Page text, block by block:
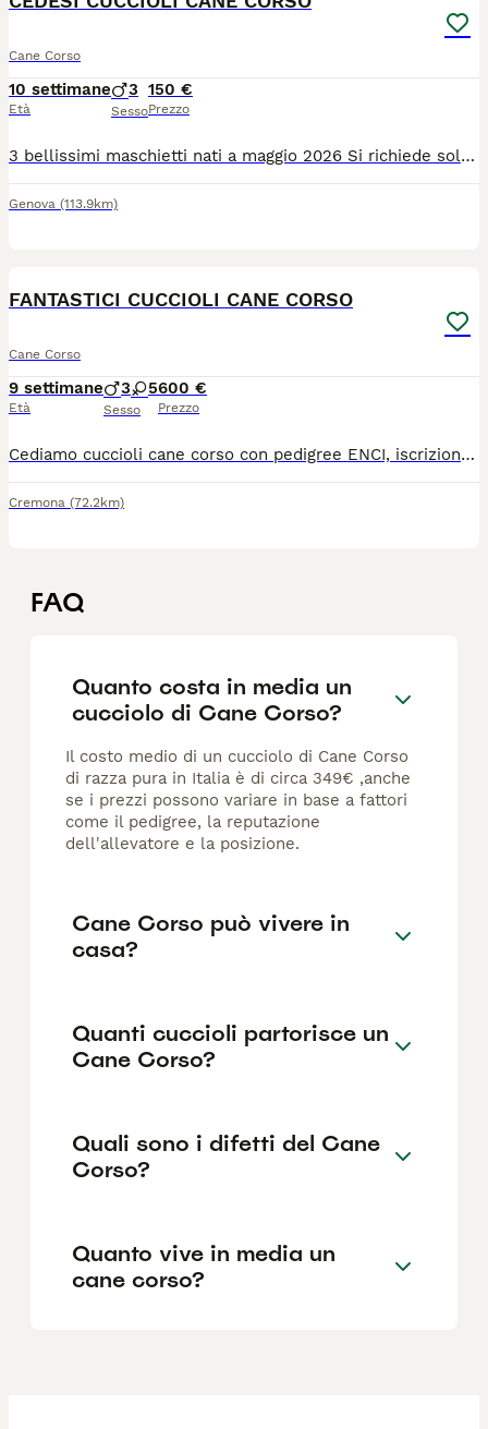
Cane Corso
10 settimane
Età
3
Sesso
150 €
Prezzo
3 bellissimi maschietti nati a maggio 2026 Si richiede solo contributo spese I cuccioli si trovano a Genova Sestri Ponente
Genova (113.9km)
FANTASTICI CUCCIOLI CANE CORSO
Cane Corso
9 settimane
Età
3 5
Sesso
600 €
Prezzo
Cediamo cuccioli cane corso con pedigree ENCI, iscrizione anagrafe canina, vaccinazioni, sverminati e con microchip. Genitori entrambi con pedigree ENCI, visibili di nostra proprietà. Mamma nera e padre grigio tigrato. Disponibili da Agosto, richiesta di 600 euro.
Cremona (72.2km)
FAQ
Quanto costa in media un
cucciolo di Cane Corso?
Il costo medio di un cucciolo di Cane Corso
di razza pura in Italia è di circa 349€ ,anche
se i prezzi possono variare in base a fattori
come il pedigree, la reputazione
dell'allevatore e la posizione.
Cane Corso può vivere in
casa?
Quanti cuccioli partorisce un
Cane Corso?
Quali sono i difetti del Cane
Corso?
Quanto vive in media un
cane corso?